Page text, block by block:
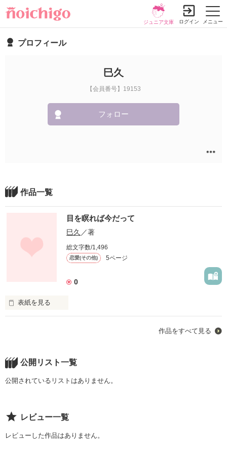
メニュー
ジュニア文庫 ログイン
プロフィール
巳久
【会員番号】19153
フォロー
作品一覧
目を瞑れば今だって
巳久 ／著
総文字数/1,496
恋愛(その他) 5ページ
0
表紙を見る
僕は知らない。
作品をすべて見る
公開リスト一覧
公開されているリストはありません。
レビュー一覧
レビューした作品はありません。